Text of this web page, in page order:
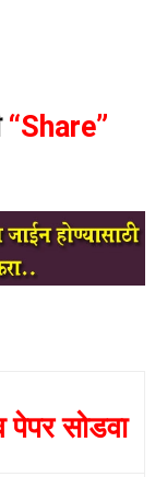
“Share”
सोडवा